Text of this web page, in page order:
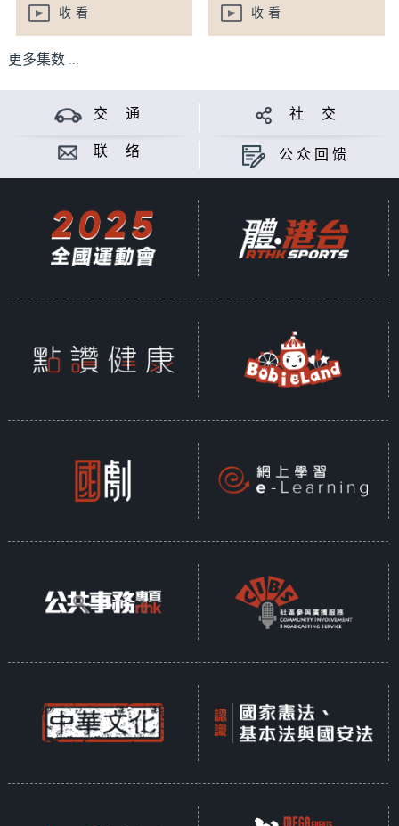
收看 收看
更多集数 ...
交 通 社 交
联 络 公众回馈